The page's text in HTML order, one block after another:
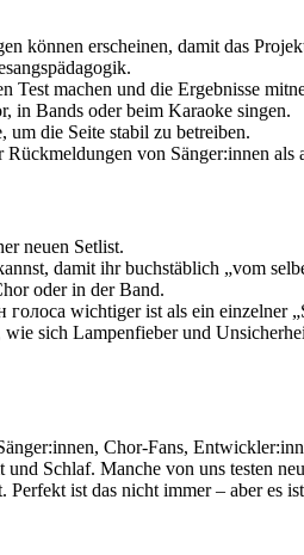
können erscheinen, damit das
Test machen und die Ergebnisse
in Bands oder beim Karaoke singen.
um die Seite stabil zu betreiben.
von Sänger:innen als
neuen Setlist.
damit ihr buchstäblich „vom
oder in der Band.
wichtiger ist als ein einzelner
sich Lampenfieber und
Chor‑Fans,
Schlaf. Manche von uns testen
ist das nicht immer – aber es